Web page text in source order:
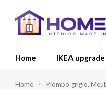
Home IKEA upgrade
Home Piombo grigio,